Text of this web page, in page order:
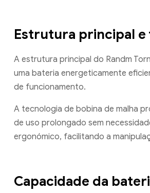
Estrutura principal e
A estrutura principal do Randm
uma bateria energeticamente
de funcionamento.
A tecnologia de bobina de malha
de uso prolongado sem
ergonómico, facilitando a
Capacidade da